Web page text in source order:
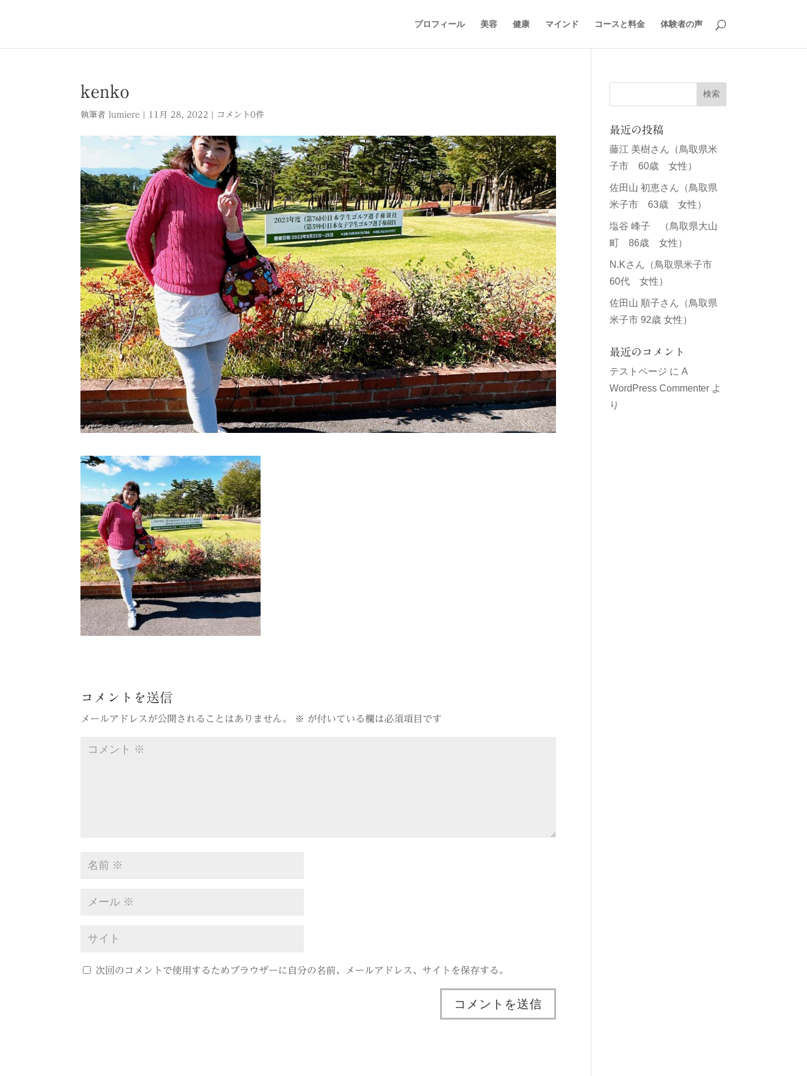
プロフィール 美容 健康 マインド コースと料金 体験者の声
kenko
執筆者 lumiere 11月 28, 2022 コメント0件
コメントを送信
メールアドレスが公開されることはありません。 ※ が付いている欄は必須項目です
次回のコメントで使用するためブラウザーに自分の名前、メールアドレス、サイトを保存する。
最近の投稿
藤江 美樹さん（鳥取県米
子市 60歳 女性）
佐田山 初恵さん（鳥取県
米子市 63歳 女性）
塩谷 峰子 （鳥取県大山
町 86歳 女性）
N.Kさん（鳥取県米子市
60代 女性）
佐田山 順子さん（鳥取県
米子市 92歳 女性）
最近のコメント
テストページ にA
WordPress Commenter よ
り